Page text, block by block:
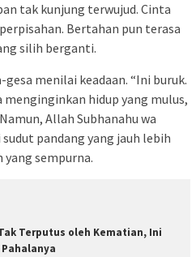
tak kunjung terwujud. Cinta
Bertahan pun terasa
silih berganti.
menilai keadaan. “Ini buruk.
menginginkan hidup yang mulus,
Allah Subhanahu wa
pandang yang jauh lebih
yang sempurna.
Terputus oleh Kematian, Ini